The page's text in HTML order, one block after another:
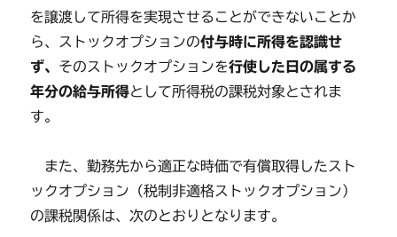
を譲渡して所得を実現させることができないことか
ら、ストックオプションの付与時に所得を認識せ
ず、 そのストックオプションを行使した日の属する
年分の給与所得として所得税の課税対象とされま
す。
また、勤務先から適正な時価で有償取得したスト
ックオプション（税制非適格ストックオプション）
の課税関係は、次のとおりとなります。